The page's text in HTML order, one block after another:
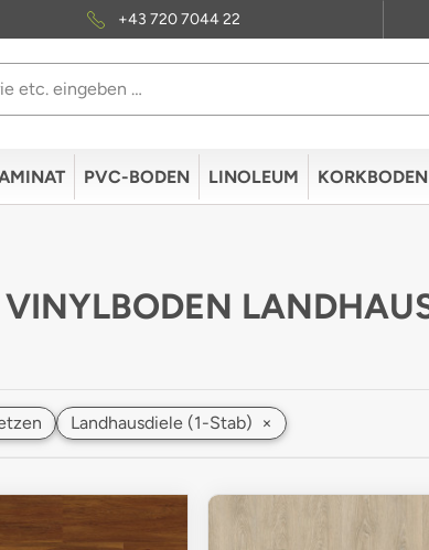
+43 720 7044 22
PVC-BODEN LINOLEUM KORKBODEN
VINYLBODEN
Landhausdiele (1-Stab) ×